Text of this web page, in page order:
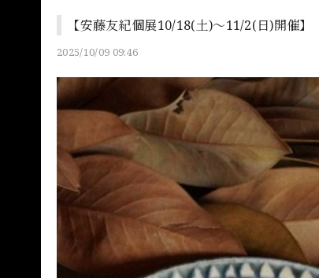
【安藤友紀個展10/18(土)〜11/2(日)開催】
2025/10/09 09:46